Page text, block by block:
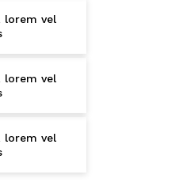
lorem vel
lorem vel
lorem vel